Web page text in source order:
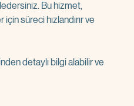
Bu hizmet,
süreci hızlandırır ve
detaylı bilgi alabilir ve